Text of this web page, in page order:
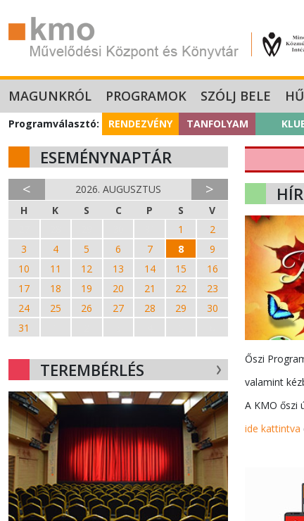
MAGUNKRÓL PROGRAMOK SZÓLJ BELE
Programválasztó: RENDEZVÉNY TANFOLYAM
ESEMÉNYNAPTÁR
< 2026. AUGUSZTUS >
H K S C P S
V
1
2
3
4 5 6 7 8
9
10
11 12 13 14 15
16
17
18 19 20 21 22
23
24
25 26 27 28 29
30
31
TEREMBÉRLÉS
Őszi
valamint
A KMO őszi
ide kattintva